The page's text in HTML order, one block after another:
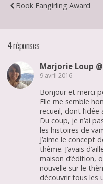
Book Fangirling Award
4 réponses
Marjorie Loup
9 avril 2016
Bonjour et merci
Elle me semble
recueil, dont l’idée
Du coup, je n’ai
les histoires de
J’aime le concept
thème. J’avais
maison d’édition,
nouvelle sur le
découvrir tous les